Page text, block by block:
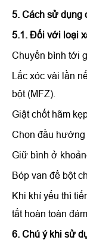
5. Cách sử dụng
5.1. Đối với loại
Chuyển bình tới
Lắc xóc vài lần
bột (MFZ).
Giật chốt hãm
Chọn đầu hướng
Giữ bình ở
Bóp van để bột
Khi khí yếu thì
tắt hoàn toàn
6. Chú ý khi sử